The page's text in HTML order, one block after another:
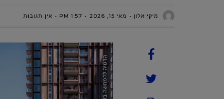
מיקי אלון מאי 15, 2026 1:57 PM אין תגובות